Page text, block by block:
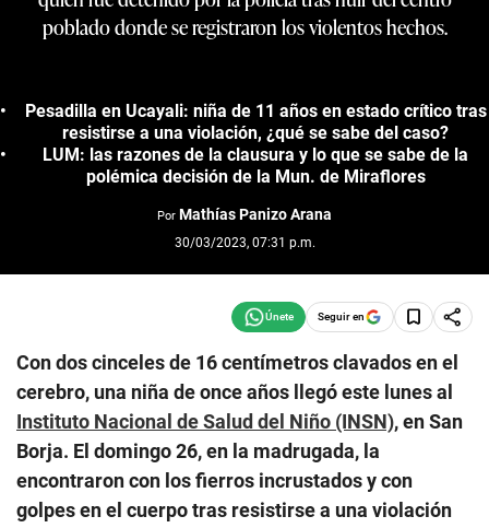
poblado donde se registraron los violentos hechos.
Pesadilla en Ucayali: niña de 11 años en estado crítico tras
resistirse a una violación, ¿qué se sabe del caso?
LUM: las razones de la clausura y lo que se sabe de la
polémica decisión de la Mun. de Miraflores
Por Mathías Panizo Arana
30/03/2023, 07:31 p.m.
Seguir en
Con dos cinceles de 16 centímetros clavados en el
cerebro, una niña de once años llegó este lunes al
Instituto Nacional de Salud del Niño (INSN), en San
Borja. El domingo 26, en la madrugada, la
encontraron con los fierros incrustados y con
golpes en el cuerpo tras resistirse a una violación